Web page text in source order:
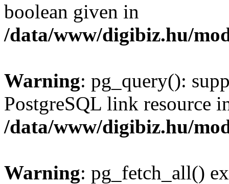
boolean given in
/data/www/digibiz.hu/
Warning: pg_query():
PostgreSQL link resource
/data/www/digibiz.hu/
Warning: pg_fetch_all()